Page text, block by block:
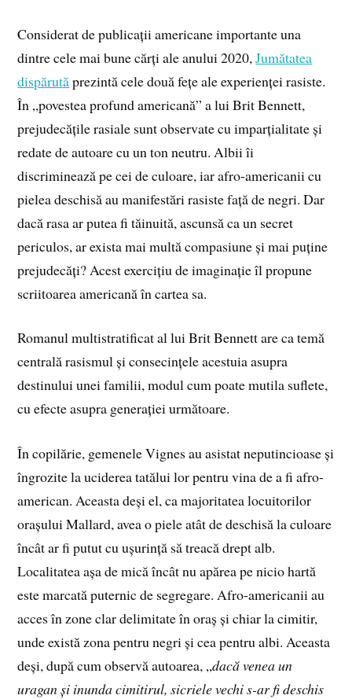
Considerat de publicații americane importante una
dintre cele mai bune cărți ale anului 2020,Jumătatea
dispărutăprezintă cele două fețe ale experienței rasiste.
În „povestea profund americană” a lui Brit Bennett,
prejudecățile rasiale sunt observate cu imparțialitate și
redate de autoare cu un ton neutru. Albii îi
discriminează pe cei de culoare, iar afro-americanii cu
pielea deschisă au manifestări rasiste față de negri. Dar
dacă rasa ar putea fi tăinuită, ascunsă ca un secret
periculos, ar exista mai multă compasiune și mai puține
prejudecăți? Acest exercițiu de imaginație îl propune
scriitoarea americană în cartea sa.
Romanul multistratificat al lui Brit Bennett are ca temă
centrală rasismul și consecințele acestuia asupra
destinului unei familii, modul cum poate mutila suflete,
cu efecte asupra generației următoare.
În copilărie, gemenele Vignes au asistat neputincioase și
îngrozite la uciderea tatălui lor pentru vina de a fi afro-
american. Aceasta deși el, ca majoritatea locuitorilor
orașului Mallard, avea o piele atât de deschisă la culoare
încât ar fi putut cu ușurință să treacă drept alb.
Localitatea așa de mică încât nu apărea pe nicio hartă
este marcată puternic de segregare. Afro-americanii au
acces în zone clar delimitate în oraș și chiar la cimitir,
unde există zona pentru negri și cea pentru albi. Aceasta
deși, după cum observă autoarea, „dacă venea un
uragan și inunda cimitirul, sicriele vechi s-ar fi deschis